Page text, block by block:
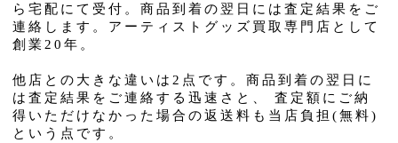
ら宅配にて受付。商品到着の翌日には査定結果をご
連絡します。アーティストグッズ買取専門店として
創業20年。
他店との大きな違いは2点です。商品到着の翌日に
は査定結果をご連絡する迅速さと、 査定額にご納
得いただけなかった場合の返送料も当店負担(無料)
という点です。